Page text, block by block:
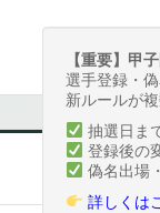
【重要】甲
選手登録・
新ルールが
抽選日ま
登録後の
偽名出場
詳しくは